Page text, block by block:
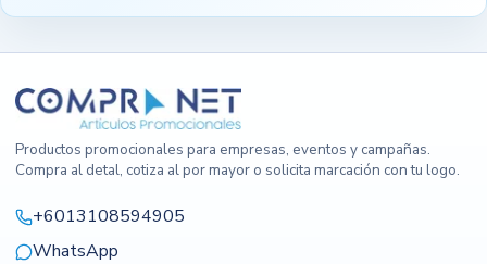
Productos promocionales para empresas, eventos y campañas.
Compra al detal, cotiza al por mayor o solicita marcación con tu logo.
+6013108594905
WhatsApp